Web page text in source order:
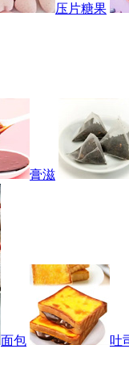
压片糖果
膏滋
面包 吐